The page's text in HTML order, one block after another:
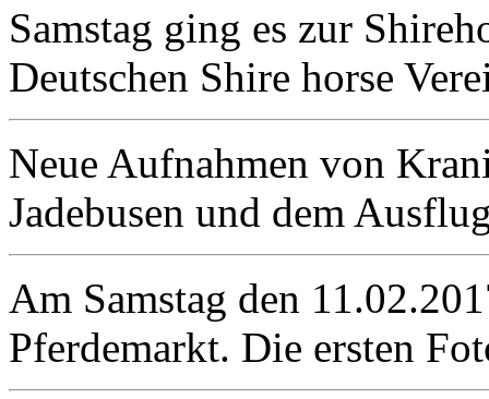
Samstag ging es zur
Deutschen Shire horse
Neue Aufnahmen von
Jadebusen und dem
Am Samstag den
Pferdemarkt. Die ersten